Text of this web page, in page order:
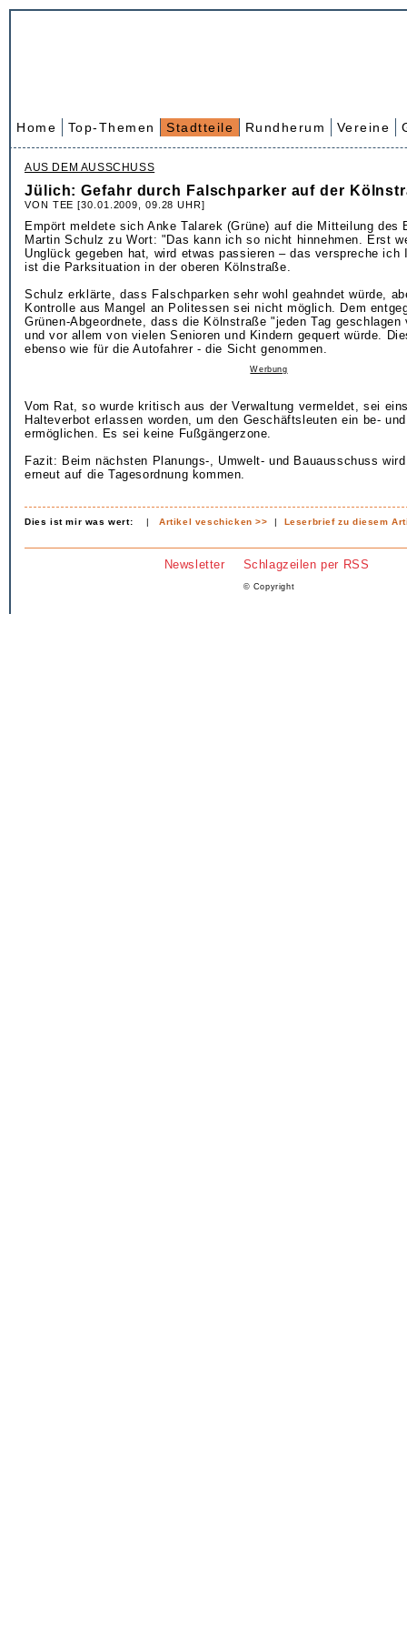
Home Top-Themen Stadtteile Rundherum Vereine
AUS DEM AUSSCHUSS
Jülich: Gefahr durch Falschparker auf der
VON TEE [30.01.2009, 09.28 UHR]
Empört meldete sich Anke Talarek (Grüne) auf die Mitteilung des
Martin Schulz zu Wort: "Das kann ich so nicht hinnehmen. Erst
Unglück gegeben hat, wird etwas passieren – das verspreche ich
ist die Parksituation in der oberen Kölnstraße.
Schulz erklärte, dass Falschparken sehr wohl geahndet würde,
Kontrolle aus Mangel an Politessen sei nicht möglich. Dem
Grünen-Abgeordnete, dass die Kölnstraße "jeden Tag
und vor allem von vielen Senioren und Kindern gequert würde.
ebenso wie für die Autofahrer - die Sicht genommen.
Werbung
Vom Rat, so wurde kritisch aus der Verwaltung vermeldet, sei
Halteverbot erlassen worden, um den Geschäftsleuten ein be-
ermöglichen. Es sei keine Fußgängerzone.
Fazit: Beim nächsten Planungs-, Umwelt- und Bauausschuss
erneut auf die Tagesordnung kommen.
Dies ist mir was wert: |Artikel veschicken >> | Leserbrief zu diesem
Newsletter Schlagzeilen per RSS
© Copyright